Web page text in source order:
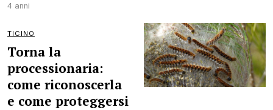
4 anni
TICINO
Torna la
processionaria:
come riconoscerla
e come proteggersi